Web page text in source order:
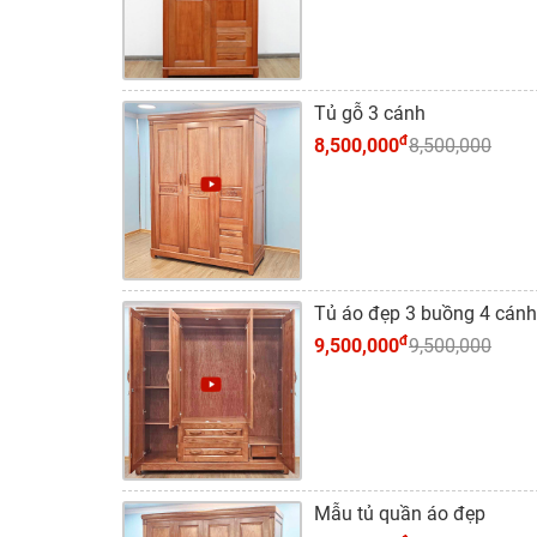
Tủ gỗ 3 cánh
8,500,000đ8,500,000
Tủ áo đẹp 3 buồng 4 cánh
9,500,000đ9,500,000
Mẫu tủ quần áo đẹp